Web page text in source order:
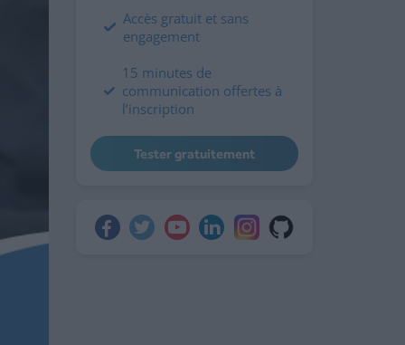
Accès gratuit et sans
engagement
15 minutes de
communication offertes à
l’inscription
Tester gratuitement